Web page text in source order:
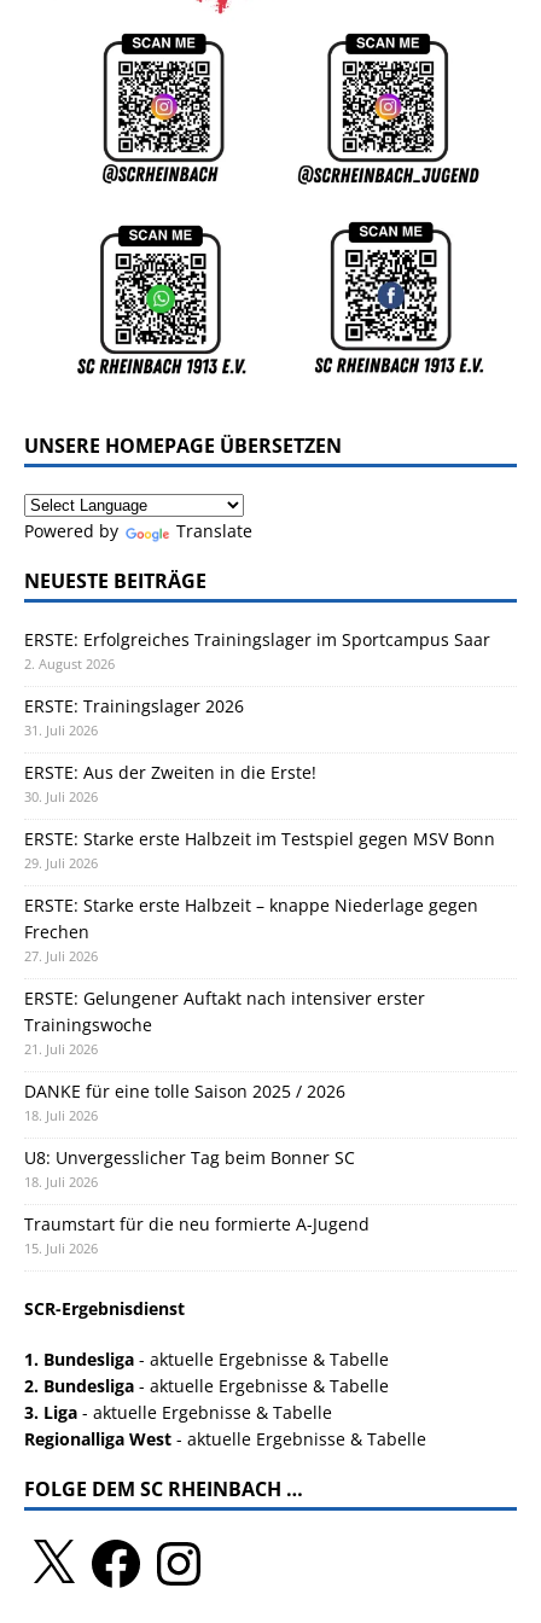
UNSERE HOMEPAGE ÜBERSETZEN
Powered by Translate
NEUESTE BEITRÄGE
ERSTE: Erfolgreiches Trainingslager im Sportcampus Saar
2. August 2026
ERSTE: Trainingslager 2026
31. Juli 2026
ERSTE: Aus der Zweiten in die Erste!
30. Juli 2026
ERSTE: Starke erste Halbzeit im Testspiel gegen MSV Bonn
29. Juli 2026
ERSTE: Starke erste Halbzeit – knappe Niederlage gegen
Frechen
27. Juli 2026
ERSTE: Gelungener Auftakt nach intensiver erster
Trainingswoche
21. Juli 2026
DANKE für eine tolle Saison 2025 / 2026
18. Juli 2026
U8: Unvergesslicher Tag beim Bonner SC
18. Juli 2026
Traumstart für die neu formierte A-Jugend
15. Juli 2026
SCR-Ergebnisdienst
1. Bundesliga - aktuelle Ergebnisse & Tabelle
2. Bundesliga - aktuelle Ergebnisse & Tabelle
3. Liga - aktuelle Ergebnisse & Tabelle
Regionalliga West - aktuelle Ergebnisse & Tabelle
FOLGE DEM SC RHEINBACH …